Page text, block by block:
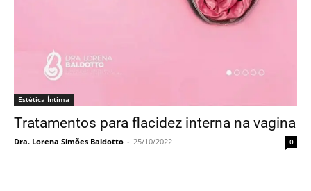
Estética Íntima
Tratamentos para flacidez interna na vagina
Dra. Lorena Simões Baldotto - 25/10/2022 0